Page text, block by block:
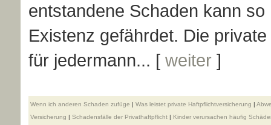
entstandene Schaden kann
Existenz gefährdet. Die
für jedermann... [ weiter ]
Wenn ich anderen Schaden zufüge | Was leistet private Haft­pflichtversicherung |
Versicherung | Schadensfälle der Privathaftpflicht | Kinder verursachen häufig